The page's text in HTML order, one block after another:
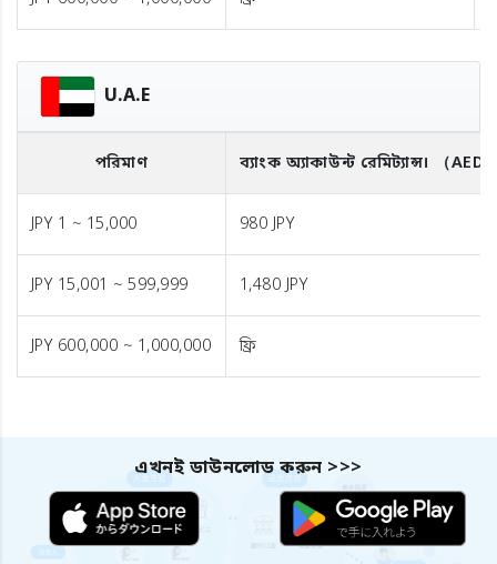
U.A.E
পরিমাণ ব্যাংক অ্যাকাউন্ট রেমিট্যান্স। （AED
JPY 1 ~ 15,000 980 JPY
JPY 15,001 ~ 599,999 1,480 JPY
JPY 600,000 ~ 1,000,000 ফ্রি
এখনই ডাউনলোড করুন >>>